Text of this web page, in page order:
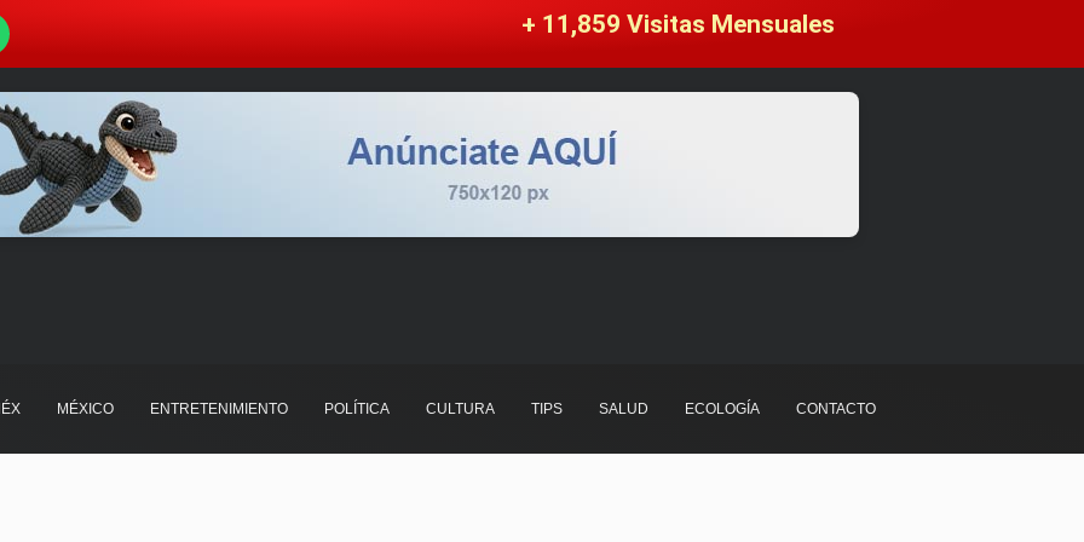
+ 11,859 Visitas Mensuales
MÉXICO ENTRETENIMIENTO POLÍTICA CULTURA TIPS SALUD ECOLOGÍA CONTACTO